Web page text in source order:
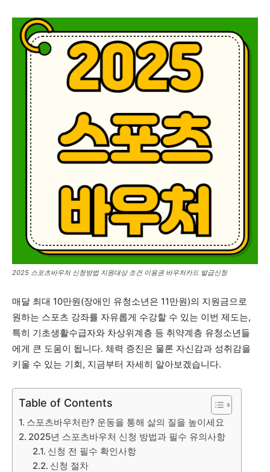
2025 스포츠바우처 신청방법 지원대상 조건 이용권 바우처카드 발급신청
매달 최대 10만원(장애인 유청소년은 11만원)의 지원금으로
원하는 스포츠 강좌를 자유롭게 수강할 수 있는 이번 제도는,
특히 기초생활수급자와 차상위계층 등 취약계층 유청소년들
에게 큰 도움이 됩니다. 체력 증진은 물론 자신감과 성취감을
키울 수 있는 기회, 지금부터 자세히 알아보겠습니다.
Table of Contents
스포츠바우처란? 운동을 통해 삶의 질을 높이세요
2025년 스포츠바우처 신청 방법과 필수 유의사항
신청 전 필수 확인사항
신청 절차